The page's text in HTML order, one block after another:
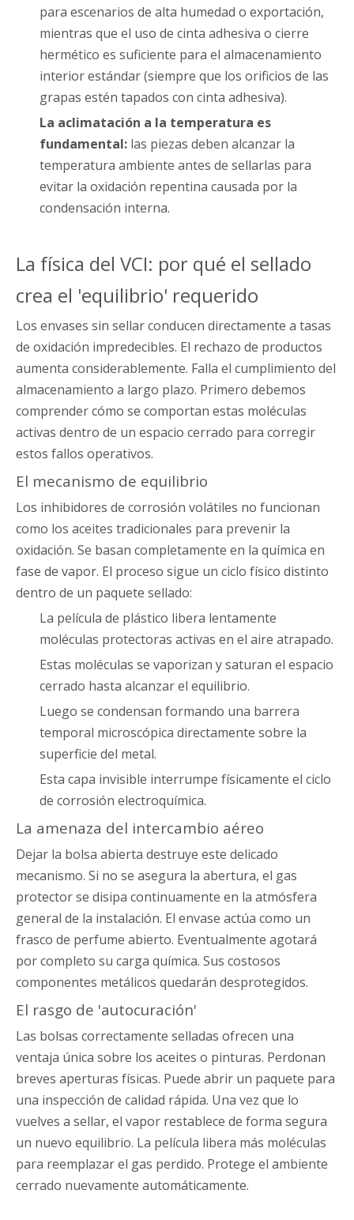
para escenarios de alta humedad o exportación,
mientras que el uso de cinta adhesiva o cierre
hermético es suficiente para el almacenamiento
interior estándar (siempre que los orificios de las
grapas estén tapados con cinta adhesiva).
La aclimatación a la temperatura es
fundamental: las piezas deben alcanzar la
temperatura ambiente antes de sellarlas para
evitar la oxidación repentina causada por la
condensación interna.
La física del VCI: por qué el sellado
crea el 'equilibrio' requerido
Los envases sin sellar conducen directamente a tasas
de oxidación impredecibles. El rechazo de productos
aumenta considerablemente. Falla el cumplimiento del
almacenamiento a largo plazo. Primero debemos
comprender cómo se comportan estas moléculas
activas dentro de un espacio cerrado para corregir
estos fallos operativos.
El mecanismo de equilibrio
Los inhibidores de corrosión volátiles no funcionan
como los aceites tradicionales para prevenir la
oxidación. Se basan completamente en la química en
fase de vapor. El proceso sigue un ciclo físico distinto
dentro de un paquete sellado:
La película de plástico libera lentamente
moléculas protectoras activas en el aire atrapado.
Estas moléculas se vaporizan y saturan el espacio
cerrado hasta alcanzar el equilibrio.
Luego se condensan formando una barrera
temporal microscópica directamente sobre la
superficie del metal.
Esta capa invisible interrumpe físicamente el ciclo
de corrosión electroquímica.
La amenaza del intercambio aéreo
Dejar la bolsa abierta destruye este delicado
mecanismo. Si no se asegura la abertura, el gas
protector se disipa continuamente en la atmósfera
general de la instalación. El envase actúa como un
frasco de perfume abierto. Eventualmente agotará
por completo su carga química. Sus costosos
componentes metálicos quedarán desprotegidos.
El rasgo de 'autocuración'
Las bolsas correctamente selladas ofrecen una
ventaja única sobre los aceites o pinturas. Perdonan
breves aperturas físicas. Puede abrir un paquete para
una inspección de calidad rápida. Una vez que lo
vuelves a sellar, el vapor restablece de forma segura
un nuevo equilibrio. La película libera más moléculas
para reemplazar el gas perdido. Protege el ambiente
cerrado nuevamente automáticamente.